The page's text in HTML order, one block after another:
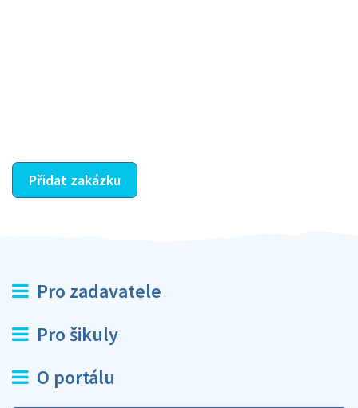
Přidat zakázku
Pro zadavatele
Pro šikuly
O portálu